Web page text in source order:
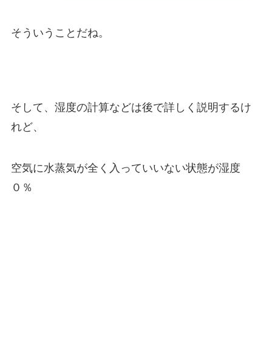
そういうことだね。
そして、湿度の計算などは後で詳しく説明するけ
れど、
空気に水蒸気が全く入っていいない状態が湿度
０％